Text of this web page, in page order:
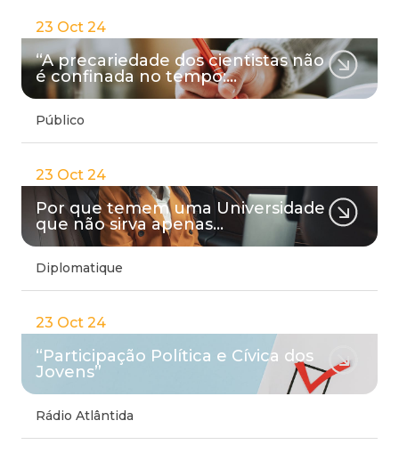
23 Oct 24
“A precariedade dos cientistas não
é confinada no tempo:…
Público
23 Oct 24
Por que temem uma Universidade
que não sirva apenas…
Diplomatique
23 Oct 24
“Participação Política e Cívica dos
Jovens”
Rádio Atlântida